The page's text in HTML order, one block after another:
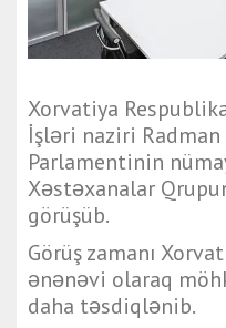
Xorvatiya
İşləri naziri
Parlamentinin
Xəstəxanalar
görüşüb.
Görüş zamanı
ənənəvi olaraq
daha təsdiqlənib.